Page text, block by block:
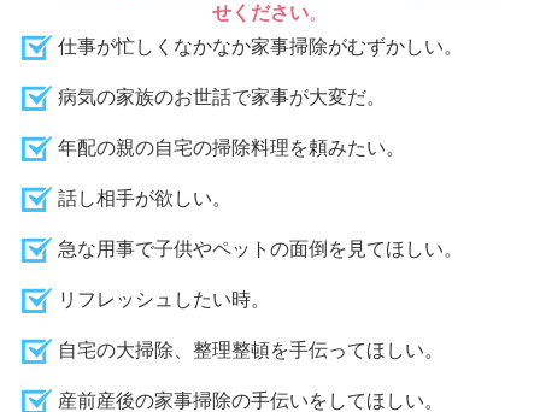
せください。
仕事が忙しくなかなか家事掃除がむずかしい。
病気の家族のお世話で家事が大変だ。
年配の親の自宅の掃除料理を頼みたい。
話し相手が欲しい。
急な用事で子供やペットの面倒を見てほしい。
リフレッシュしたい時。
自宅の大掃除、整理整頓を手伝ってほしい。
産前産後の家事掃除の手伝いをしてほしい。